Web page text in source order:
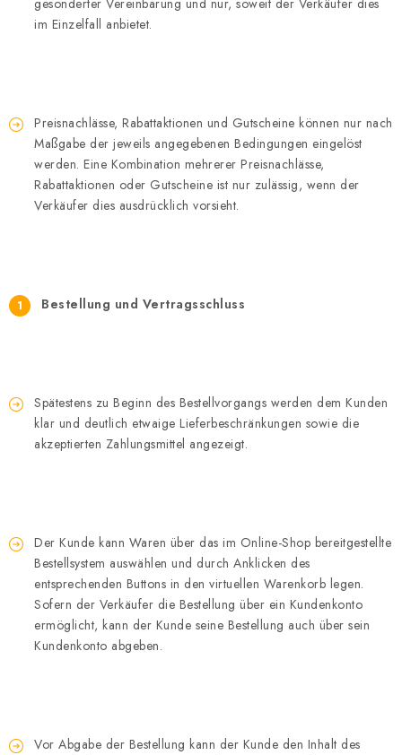
gesonderter Vereinbarung und nur, soweit der Verkäufer dies
im Einzelfall anbietet.
Preisnachlässe, Rabattaktionen und Gutscheine können nur nach
Maßgabe der jeweils angegebenen Bedingungen eingelöst
werden. Eine Kombination mehrerer Preisnachlässe,
Rabattaktionen oder Gutscheine ist nur zulässig, wenn der
Verkäufer dies ausdrücklich vorsieht.
Bestellung und Vertragsschluss
Spätestens zu Beginn des Bestellvorgangs werden dem Kunden
klar und deutlich etwaige Lieferbeschränkungen sowie die
akzeptierten Zahlungsmittel angezeigt.
Der Kunde kann Waren über das im Online-Shop bereitgestellte
Bestellsystem auswählen und durch Anklicken des
entsprechenden Buttons in den virtuellen Warenkorb legen.
Sofern der Verkäufer die Bestellung über ein Kundenkonto
ermöglicht, kann der Kunde seine Bestellung auch über sein
Kundenkonto abgeben.
Vor Abgabe der Bestellung kann der Kunde den Inhalt des